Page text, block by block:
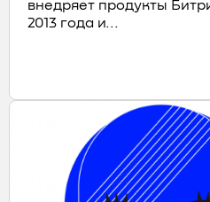
внедряет продукты
2013 года и...